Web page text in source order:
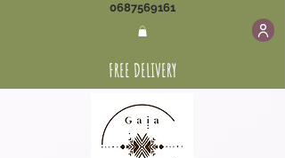
0687569161
FREE DELIVERY